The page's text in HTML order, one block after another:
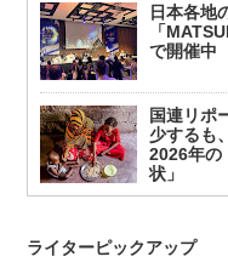
日本各地
「
で開催中
国連リポ
少するも
2026年の
状」
ライターピックアップ